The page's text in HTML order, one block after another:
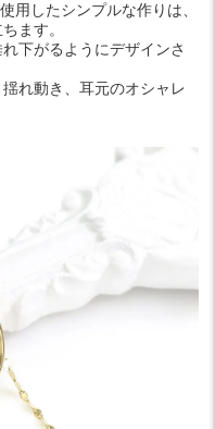
用したシンプルな作りは、
ます。
下がるようにデザインさ
れ動き、耳元のオシャレ